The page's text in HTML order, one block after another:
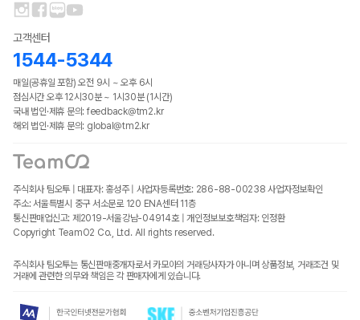
고객센터
1544-5344
매일(공휴일 포함) 오전 9시 ~ 오후 6시
점심시간 오후 12시30분 ~ 1시30분 (1시간)
국내 법인·제휴 문의: feedback@tm2.kr
해외 법인·제휴 문의: global@tm2.kr
주식회사 팀오투 | 대표자: 홍성주 | 사업자등록번호: 286-88-00238 사업자정보확인
주소: 서울특별시 중구 서소문로 120 ENA센터 11층
통신판매업신고: 제2019-서울강남-04914호 | 개인정보보호책임자: 인정환
Copyright TeamO2 Co., Ltd. All rights reserved.
주식회사 팀오투는 통신판매중개자로서 카모아의 거래당사자가 아니며 상품정보, 거래조건 및
거래에 관련한 의무와 책임은 각 판매자에게 있습니다.